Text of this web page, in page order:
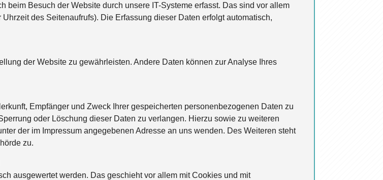
beim Besuch der Website durch unsere IT-Systeme erfasst. Das sind vor allem
des Seitenaufrufs). Die Erfassung dieser Daten erfolgt automatisch,
der Website zu gewährleisten. Andere Daten können zur Analyse Ihres
Empfänger und Zweck Ihrer gespeicherten personenbezogenen Daten zu
oder Löschung dieser Daten zu verlangen. Hierzu sowie zu weiteren
der im Impressum angegebenen Adresse an uns wenden. Des Weiteren steht
zu.
ausgewertet werden. Das geschieht vor allem mit Cookies und mit